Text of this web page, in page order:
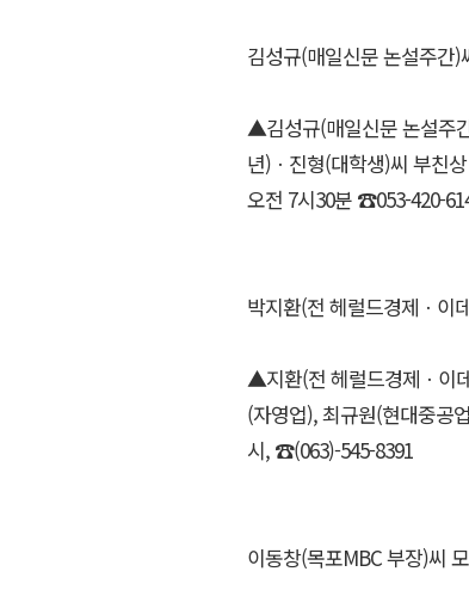
김성규(매일신문 논설주간)
▲김성규(매일신문 논설주
년)ㆍ진형(대학생)씨 부친
오전 7시30분 ☎053-420-
박지환(전 헤럴드경제ㆍ이
▲지환(전 헤럴드경제ㆍ이
(자영업), 최규원(현대중공
시, ☎(063)-545-8391
이동창(목포MBC 부장)씨